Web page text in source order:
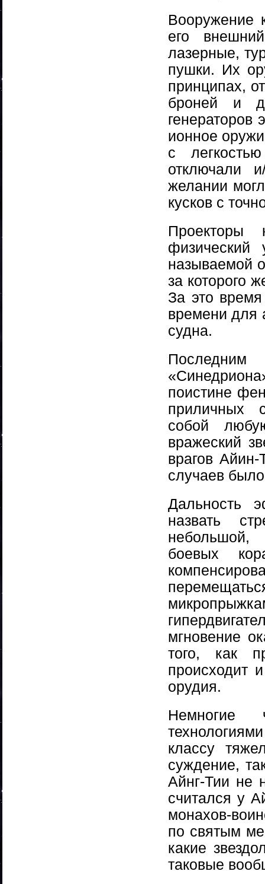
Вооружение
его
лазерные,
пушки. Их
принципах,
броней и
генераторов
ионное
с
отключали
желании
кусков с
Проекторы
называемой
за которого
За это
времени для
судна.
поистине
приличных
собой
вражеский
врагов
случаев
Дальность
назвать
боевых
мгновение
того, как
происходит
орудия.
Немногие
классу
суждение,
Айнг-Тии не
считался у
монахов-
по святым
какие
таковые